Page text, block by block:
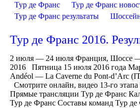
Тур де Франс
Тур де Франс
Тур де Франс результаты
Тур де Франс 2016.
2 июля — 24 июля Франция, Шоссе —
2016 Пятница 15 июля 2016 года
Andéol — La Caverne du Pont-d’Arc
Смотрите онлайн, видео 13-го
Прямые трансляции Тур де Франс
Тур де Франс Составы команд Тур